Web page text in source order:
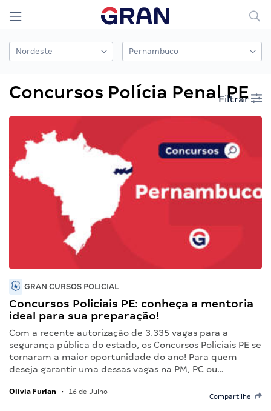
Concursos Polícia Penal PE
Filtrar
GRAN CURSOS POLICIAL
Concursos Policiais PE: conheça a mentoria
ideal para sua preparação!
Com a recente autorização de 3.335 vagas para a
segurança pública do estado, os Concursos Policiais PE se
tornaram a maior oportunidade do ano! Para quem
deseja garantir uma dessas vagas na PM, PC ou…
Olivia Furlan • 16 de Julho
Compartilhe